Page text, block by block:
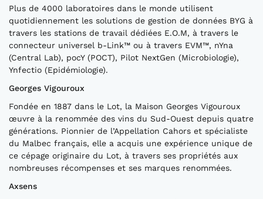
Plus de 4000 laboratoires dans le monde utilisent
quotidiennement les solutions de gestion de données BYG à
travers les stations de travail dédiées E.O.M, à travers le
connecteur universel b-Link™ ou à travers EVM™, nYna
(Central Lab), pocY (POCT), Pilot NextGen (Microbiologie),
Ynfectio (Epidémiologie).
Georges Vigouroux
Fondée en 1887 dans le Lot, la Maison Georges Vigouroux
œuvre à la renommée des vins du Sud-Ouest depuis quatre
générations. Pionnier de l’Appellation Cahors et spécialiste
du Malbec français, elle a acquis une expérience unique de
ce cépage originaire du Lot, à travers ses propriétés aux
nombreuses récompenses et ses marques renommées.
Axsens